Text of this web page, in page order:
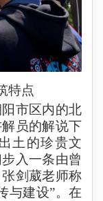
特点
市区内的北
员的解说下
土的珍贵文
入一条由曾
剑葳老师称
与建设”。在